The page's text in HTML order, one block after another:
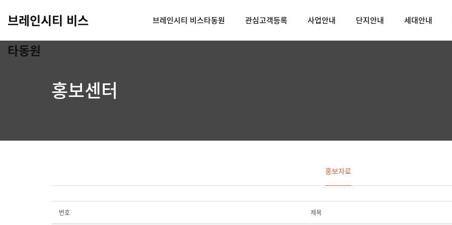
브레인시티 비스
타동원
브레인시티 비스타동원 관심고객등록 사업안내 단지안내 세대안내
홍보센터
홍보자료
번호 제목